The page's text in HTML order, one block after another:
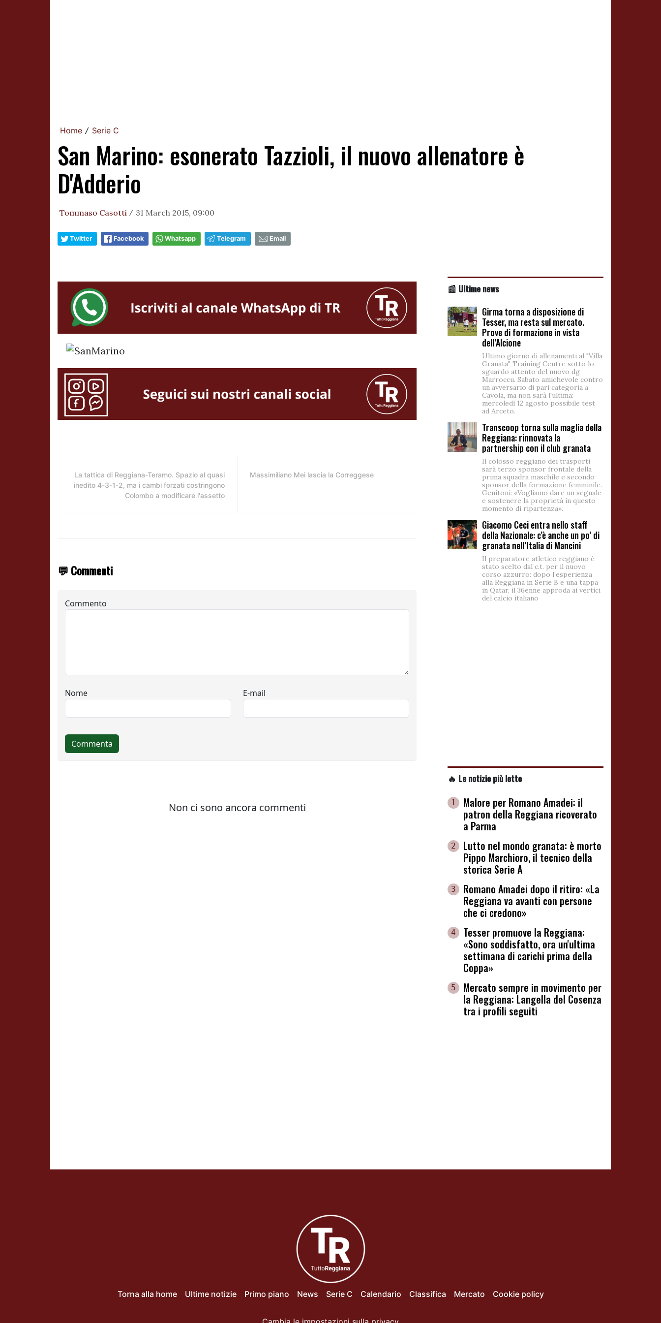
Home / Serie C
San Marino: esonerato Tazzioli, il nuovo allenatore è
D'Adderio
Tommaso Casotti / 31 March 2015, 09:00
Twitter Facebook Whatsapp Telegram Email
La tattica di Reggiana-Teramo. Spazio al quasi
inedito 4-3-1-2, ma i cambi forzati costringono
Colombo a modificare l'assetto
Massimiliano Mei lascia la Correggese
💬 Commenti
📰 Ultime news
Girma torna a disposizione di
Tesser, ma resta sul mercato.
Prove di formazione in vista
dell’Alcione
Ultimo giorno di allenamenti al "Villa
Granata" Training Centre sotto lo
sguardo attento del nuovo dg
Marroccu. Sabato amichevole contro
un avversario di pari categoria a
Cavola, ma non sarà l'ultima:
mercoledì 12 agosto possibile test
ad Arceto.
Transcoop torna sulla maglia della
Reggiana: rinnovata la
partnership con il club granata
Il colosso reggiano dei trasporti
sarà terzo sponsor frontale della
prima squadra maschile e secondo
sponsor della formazione femminile.
Genitoni: «Vogliamo dare un segnale
e sostenere la proprietà in questo
momento di ripartenza».
Giacomo Ceci entra nello staff
della Nazionale: c’è anche un po’ di
granata nell’Italia di Mancini
Il preparatore atletico reggiano è
stato scelto dal c.t. per il nuovo
corso azzurro: dopo l’esperienza
alla Reggiana in Serie B e una tappa
in Qatar, il 36enne approda ai vertici
del calcio italiano
🔥 Le notizie più lette
1
Malore per Romano Amadei: il
patron della Reggiana ricoverato
a Parma
2
Lutto nel mondo granata: è morto
Pippo Marchioro, il tecnico della
storica Serie A
3
Romano Amadei dopo il ritiro: «La
Reggiana va avanti con persone
che ci credono»
4
Tesser promuove la Reggiana:
«Sono soddisfatto, ora un'ultima
settimana di carichi prima della
Coppa»
5
Mercato sempre in movimento per
la Reggiana: Langella del Cosenza
tra i profili seguiti
Torna alla home Ultime notizie Primo piano News Serie C Calendario Classifica Mercato Cookie policy